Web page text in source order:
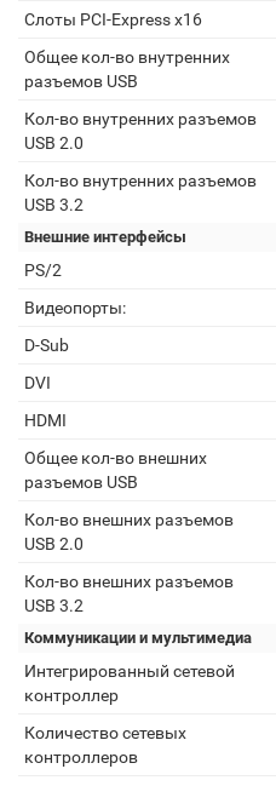
Слоты PCI-Express x16
Общее кол-во внутренних
разъемов USB
Кол-во внутренних разъемов
USB 2.0
Кол-во внутренних разъемов
USB 3.2
Внешние интерфейсы
PS/2
Видеопорты:
D-Sub
DVI
HDMI
Общее кол-во внешних
разъемов USB
Кол-во внешних разъемов
USB 2.0
Кол-во внешних разъемов
USB 3.2
Коммуникации и мультимедиа
Интегрированный сетевой
контроллер
Количество сетевых
контроллеров